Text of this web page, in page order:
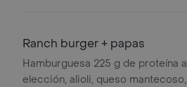
Ranch burger + papas
Hamburguesa 225 g de proteína a
elección, alioli, queso mantecoso,